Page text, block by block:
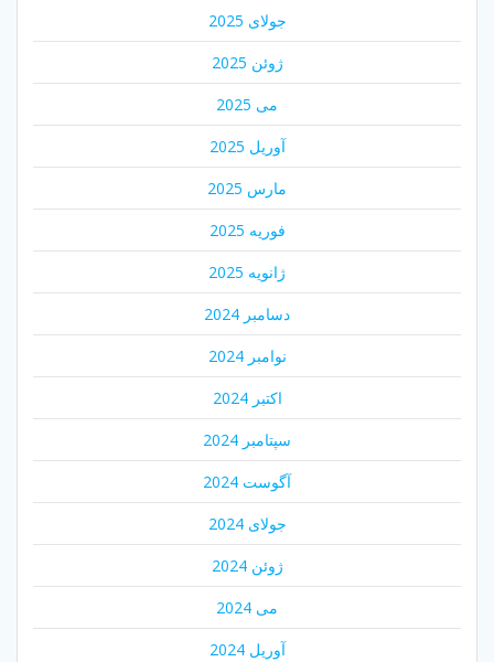
جولای 2025
ژوئن 2025
می 2025
آوریل 2025
مارس 2025
فوریه 2025
ژانویه 2025
دسامبر 2024
نوامبر 2024
اکتبر 2024
سپتامبر 2024
آگوست 2024
جولای 2024
ژوئن 2024
می 2024
آوریل 2024